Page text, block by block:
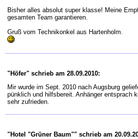
Bisher alles absolut super klasse! Meine
gesamten Team garantieren.
Gruß vom Technikonkel aus Hartenholm.
"Höfer" schrieb am 28.09.2010:
Mir wurde im Sept. 2010 nach Augsburg
pünklich und hilfsbereit. Anhänger entsprach
sehr zufrieden.
"Hotel "Grüner Baum"" schrieb am